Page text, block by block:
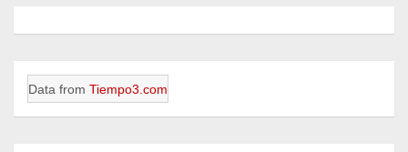
Data from Tiempo3.com